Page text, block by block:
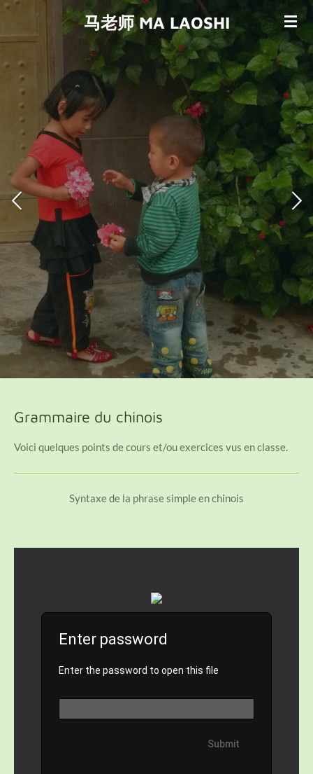
au
principal
马老师 MA LAOSHI
Grammaire du chinois
Voici quelques points de cours et/ou exercices vus en classe.
Syntaxe de la phrase simple en chinois